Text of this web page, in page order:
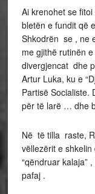
Ai krenohet se
bletën e fundit që
Shkodrën se , ne
me gjithë rutinën
divergjencat dhe
Artur Luka, ku e
Partisë Socialiste.
për të larë … dhe
Në të tilla raste,
vëllezërit e
“qëndruar kalaja”
pafaj .